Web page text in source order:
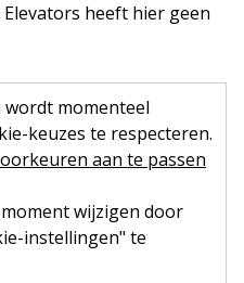
heeft hier geen
wordt momenteel
keuzes te respecteren.
aan te passen
wijzigen door
instellingen" te